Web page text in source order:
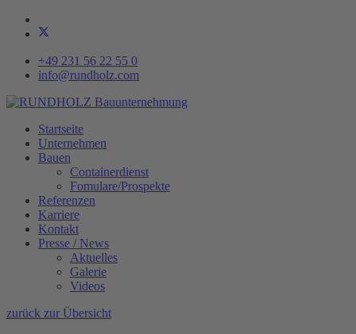
+49 231 56 22 55 0
info@rundholz.com
Startseite
Unternehmen
Bauen
Containerdienst
Fomulare/Prospekte
Referenzen
Karriere
Kontakt
Presse / News
Aktuelles
Galerie
Videos
zurück zur Übersicht